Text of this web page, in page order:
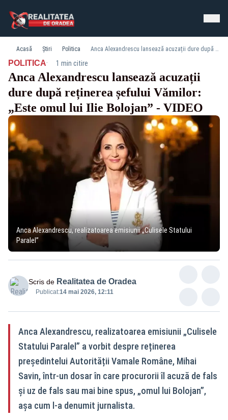
Acasă Știri Politica Anca Alexandrescu lansează acuzații dure după reținerea șefului Vămilor: „Este omul lui Ilie Bolojan” - VIDEO
POLITICA· 1 min citire
Anca Alexandrescu lansează acuzații
dure după reținerea șefului Vămilor:
„Este omul lui Ilie Bolojan” - VIDEO
Anca Alexandrescu, realizatoarea emisiunii „Culisele Statului
Paralel”
Scris de Realitatea de Oradea
Publicat:14 mai 2026, 12:11
Anca Alexandrescu, realizatoarea emisiunii „Culisele
Statului Paralel” a vorbit despre reținerea
președintelui Autorității Vamale Române, Mihai
Savin, într-un dosar în care procurorii îl acuză de fals
și uz de fals sau mai bine spus, „omul lui Bolojan”,
așa cum l-a denumit jurnalista.